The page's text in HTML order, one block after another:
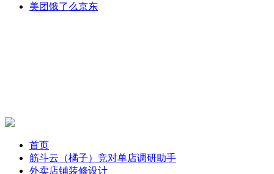
美团饿了么京东
首页
筋斗云（橘子）竞对单店调研助手
外卖店铺装修设计